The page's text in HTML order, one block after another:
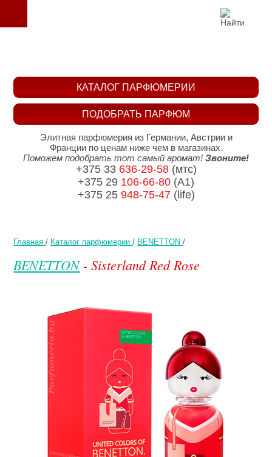
Главная / Каталог парфюмерии / BENETTON /
BENETTON- Sisterland Red Rose
ПОДОБРАТЬ ПАРФЮМ
КАТАЛОГ ПАРФЮМЕРИИ
Элитная парфюмерия из Германии, Австрии и
Франции по ценам ниже чем в магазинах.
Поможем подобрать тот самый аромат! Звоните!
+375 33 636-29-58(мтс)
+375 29 106-66-80 (A1)
+375 25 948-75-47(life)